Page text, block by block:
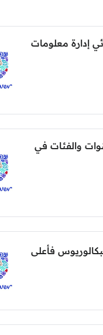
إدارة معلومات
والفئات في